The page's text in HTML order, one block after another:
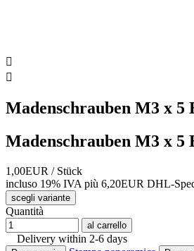


Madenschrauben M3 x 5
Madenschrauben M3 x 5
1,00EUR / Stück
incluso 19% IVA più 6,20EUR DHL-
scegli variante
Quantità
al carrello
Delivery within 2-6 days